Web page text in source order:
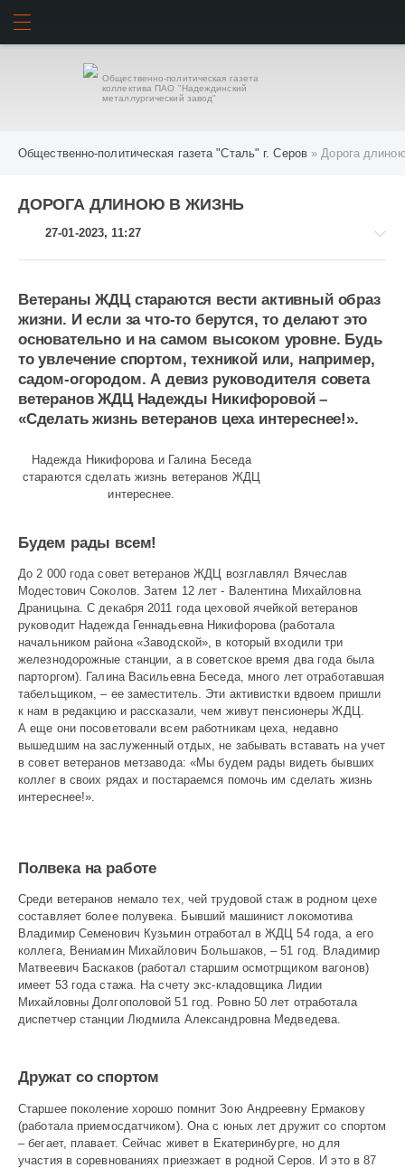
Общественно-политическая газета
коллектива ПАО "Надеждинский
металлургический завод"
Общественно-политическая газета "Сталь" г. Серов » Дорога
ДОРОГА ДЛИНОЮ В ЖИЗНЬ
27-01-2023, 11:27
-
-
Ветераны ЖДЦ стараются вести активный образ
жизни. И если за что-то берутся, то делают это
основательно и на самом высоком уровне. Будь
то увлечение спортом, техникой или, например,
садом-огородом. А девиз руководителя совета
ветеранов ЖДЦ Надежды Никифоровой –
«Сделать жизнь ветеранов цеха интереснее!».
Надежда Никифорова и Галина Беседа
стараются сделать жизнь ветеранов ЖДЦ
интереснее.
Будем рады всем!
До 2 000 года совет ветеранов ЖДЦ возглавлял Вячеслав
Модестович Соколов. Затем 12 лет - Валентина Михайловна
Драницына. С декабря 2011 года цеховой ячейкой ветеранов
руководит Надежда Геннадьевна Никифорова (работала
начальником района «Заводской», в который входили три
железнодорожные станции, а в советское время два года была
парторгом). Галина Васильевна Беседа, много лет отработавшая
табельщиком, – ее заместитель. Эти активистки вдвоем пришли
к нам в редакцию и рассказали, чем живут пенсионеры ЖДЦ.
А еще они посоветовали всем работникам цеха, недавно
вышедшим на заслуженный отдых, не забывать вставать на учет
в совет ветеранов метзавода: «Мы будем рады видеть бывших
коллег в своих рядах и постараемся помочь им сделать жизнь
интереснее!».
Полвека на работе
Среди ветеранов немало тех, чей трудовой стаж в родном цехе
составляет более полувека. Бывший машинист локомотива
Владимир Семенович Кузьмин отработал в ЖДЦ 54 года, а его
коллега, Вениамин Михайлович Большаков, – 51 год. Владимир
Матвеевич Баскаков (работал старшим осмотр­щиком вагонов)
имеет 53 года стажа. На счету экс-кладовщика Лидии
Михайловны Долгополовой 51 год. Ровно 50 лет отработала
диспетчер станции Людмила Александровна Медведева.
Дружат со спортом
Старшее поколение хорошо помнит Зою Андреевну Ермакову
(работала приемосдатчиком). Она с юных лет дружит со спортом
– бегает, плавает. Сейчас живет в Екатеринбурге, но для
участия в соревнованиях приезжает в родной Серов. И это в 87